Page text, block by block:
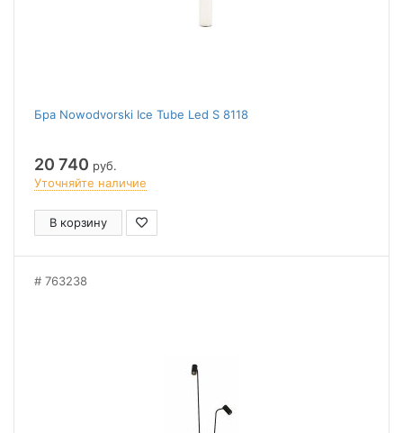
Бра Nowodvorski Ice Tube Led S 8118
20 740 руб.
Уточняйте наличие
В корзину
763238